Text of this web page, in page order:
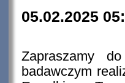
05.02.2025
Zapraszamy
badawczym